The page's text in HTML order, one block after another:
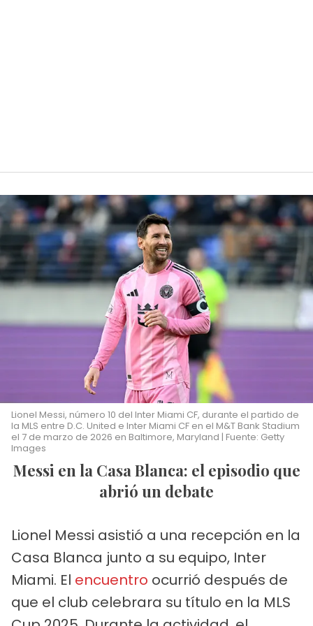
Lionel Messi, número 10 del Inter Miami CF, durante el partido de
la MLS entre D.C. United e Inter Miami CF en el M&T Bank Stadium
el 7 de marzo de 2026 en Baltimore, Maryland | Fuente: Getty
Images
Messi en la Casa Blanca: el episodio que
abrió un debate
Lionel Messi asistió a una recepción en la
Casa Blanca junto a su equipo, Inter
Miami. El encuentro ocurrió después de
que el club celebrara su título en la MLS